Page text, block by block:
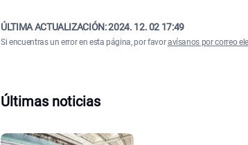
ÚLTIMA ACTUALIZACIÓN:2024. 12. 02 17:49
Si encuentras un error en esta página, por favoravísanos por correo
Últimas noticias